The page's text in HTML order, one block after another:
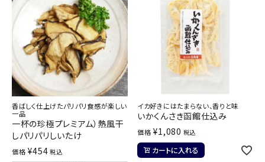
香ばしく仕上げたパリパリ食感が楽しい
一品
一杯の珍極プレミアム）熱風干
しパリパリしいたけ
価格 ¥454 税込
イカ好きにはたまらない、香りと味
いかくんさき函館仕込み
価格 ¥1,080 税込
カートに入れる